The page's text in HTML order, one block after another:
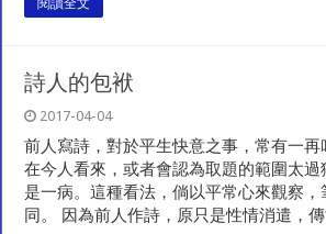
閱讀全文
詩人的包袱
2017-04-04
前人寫詩，對於平生快意之事，常有一再
在今人看來，或者會認為取題的範圍太
是一病。這種看法，倘以平常心來觀察
同。 因為前人作詩，原只是性情消遣，